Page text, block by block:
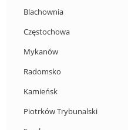
Blachownia
Częstochowa
Mykanów
Radomsko
Kamieńsk
Piotrków Trybunalski